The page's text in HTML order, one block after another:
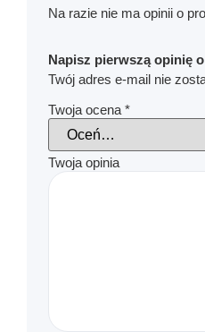
Na razie nie ma opinii o
Napisz pierwszą opinię
Twój adres e-mail nie
Twoja ocena *
Twoja opinia